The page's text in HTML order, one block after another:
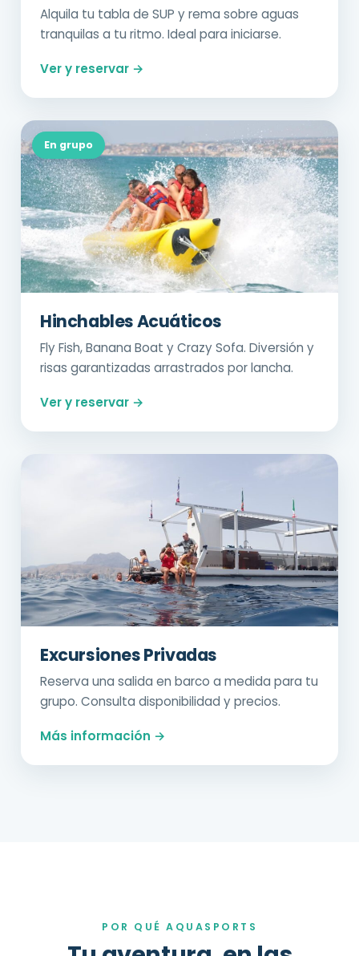
Alquila tu tabla de SUP y rema sobre aguas
tranquilas a tu ritmo. Ideal para iniciarse.
Ver y reservar →
En grupo
Hinchables Acuáticos
Fly Fish, Banana Boat y Crazy Sofa. Diversión y
risas garantizadas arrastrados por lancha.
Ver y reservar →
Excursiones Privadas
Reserva una salida en barco a medida para tu
grupo. Consulta disponibilidad y precios.
Más información →
POR QUÉ AQUASPORTS